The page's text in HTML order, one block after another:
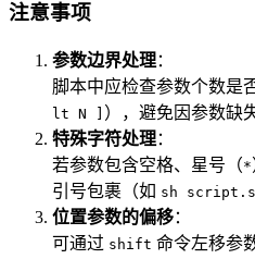
注意事项
参数边界处理：
脚本中应检查参数个数是
lt N ] ），避免因参数缺
特殊字符处理：
若参数包含空格、星号（*
引号包裹（如 sh
位置参数的偏移：
可通过 shift 命令左移参